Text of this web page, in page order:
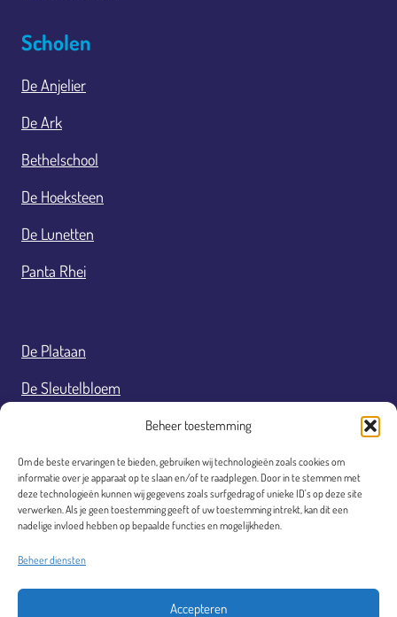
Beheer toestemming
Om de beste ervaringen te bieden, gebruiken wij technologieën zoals cookies om
informatie over je apparaat op te slaan en/of te raadplegen. Door in te stemmen met
deze technologieën kunnen wij gegevens zoals surfgedrag of unieke ID's op deze site
verwerken. Als je geen toestemming geeft of uw toestemming intrekt, kan dit een
nadelige invloed hebben op bepaalde functies en mogelijkheden.
Beheer diensten
Accepteren
Scholen
De Anjelier
De Ark
Bethelschool
De Hoeksteen
De Lunetten
Panta Rhei
De Plataan
De Sleutelbloem
De Westbroek
De Wilgeroos
Fourteens
Responsible disclosure